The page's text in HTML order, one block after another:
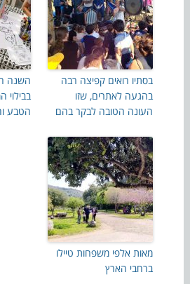
בסתיו רואים קפיצה רבה
בהגעה לאתרים, שזו
העונה הטובה לבקר בהם
השנה
הטבע
מאות אלפי משפחות טיילו
ברחבי הארץ